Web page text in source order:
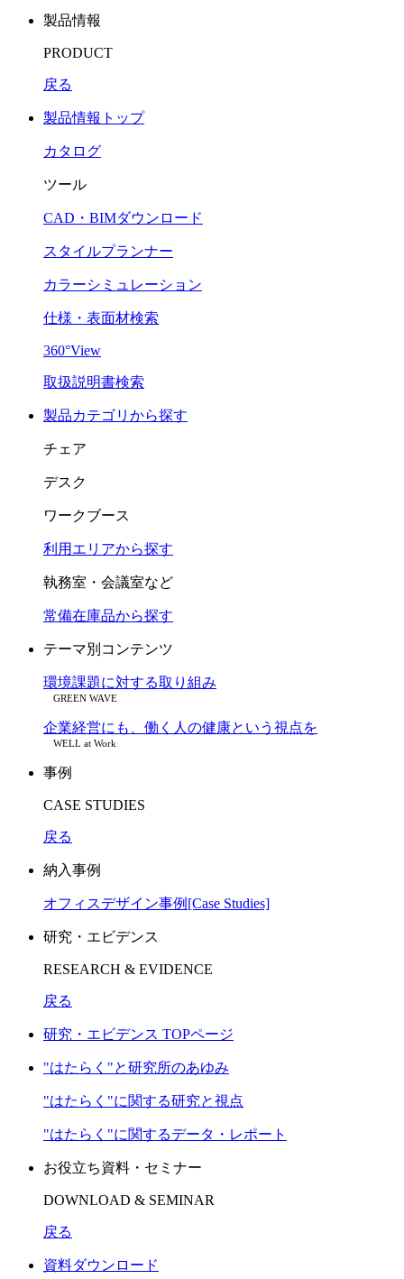
製品情報
PRODUCT
戻る
製品情報トップ
カタログ
ツール
CAD・BIMダウンロード
スタイルプランナー
カラーシミュレーション
仕様・表面材検索
360°View
取扱説明書検索
製品カテゴリから探す
チェア
デスク
ワークブース
利用エリアから探す
執務室・会議室など
常備在庫品から探す
テーマ別コンテンツ
環境課題に対する取り組み
GREEN WAVE
企業経営にも、働く人の健康という視点を
WELL at Work
事例
CASE STUDIES
戻る
納入事例
オフィスデザイン事例[Case Studies]
研究・エビデンス
RESEARCH & EVIDENCE
戻る
研究・エビデンス TOPページ
"はたらく"と研究所のあゆみ
"はたらく"に関する研究と視点
"はたらく"に関するデータ・レポート
お役立ち資料・セミナー
DOWNLOAD & SEMINAR
戻る
資料ダウンロード